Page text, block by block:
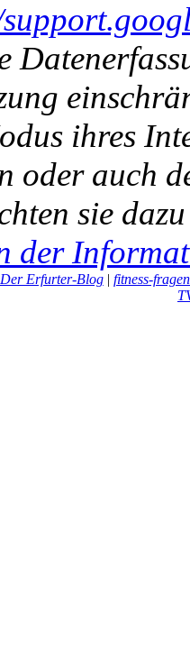
ihres
oder auch
sie
der
Der Erfurter-Blog| fitness-